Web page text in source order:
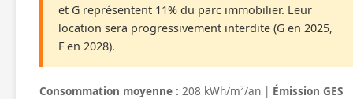
et G représentent 11% du parc immobilier. Leur
location sera progressivement interdite (G en 2025,
F en 2028).
Consommation moyenne : 208 kWh/m²/an | Émission GES